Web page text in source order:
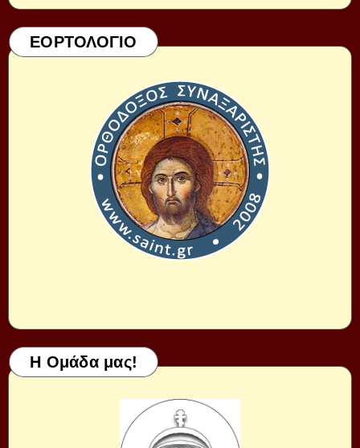
ΕΟΡΤΟΛΟΓΙΟ
Η Ομάδα μας!